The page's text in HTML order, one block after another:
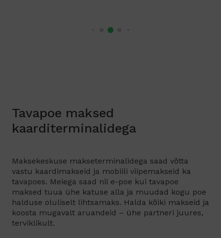
Tavapoe maksed
kaarditerminalidega
Maksekeskuse makseterminalidega saad võtta
vastu kaardimakseid ja mobiili viipemakseid ka
tavapoes. Meiega saad nii e-poe kui tavapoe
maksed tuua ühe katuse alla ja muudad kogu poe
halduse oluliselt lihtsamaks. Halda kõiki makseid ja
koosta mugavalt aruandeid – ühe partneri juures,
terviklikult.